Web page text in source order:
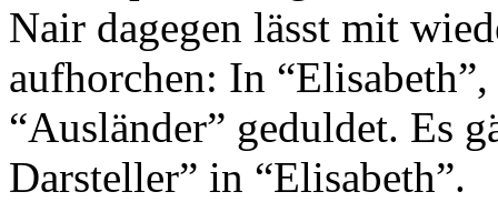
Nair dagegen lässt mit
aufhorchen: In
“Ausländer” geduldet. Es
Darsteller” in “Elisabeth”.